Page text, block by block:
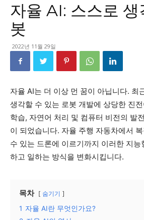
자율 AI: 스스로 생
봇
2022년 11월 29일
자율 AI는 더 이상 먼 꿈이 아닙니다. 최
생각할 수 있는 로봇 개발에 상당한 진
학습, 자연어 처리 및 컴퓨터 비전의 발
이 되었습니다. 자율 주행 자동차에서
수 있는 드론에 이르기까지 이러한 지
하고 일하는 방식을 변화시킵니다.
목차 숨기기
1 자율 AI란 무엇인가요?